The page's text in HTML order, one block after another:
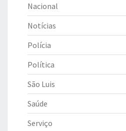
Nacional
Notícias
Polícia
Política
São Luis
Saúde
Serviço